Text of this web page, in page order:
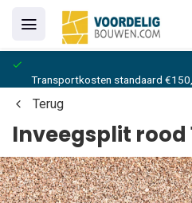
Transportkosten standaard
Terug
Inveegsplit rood